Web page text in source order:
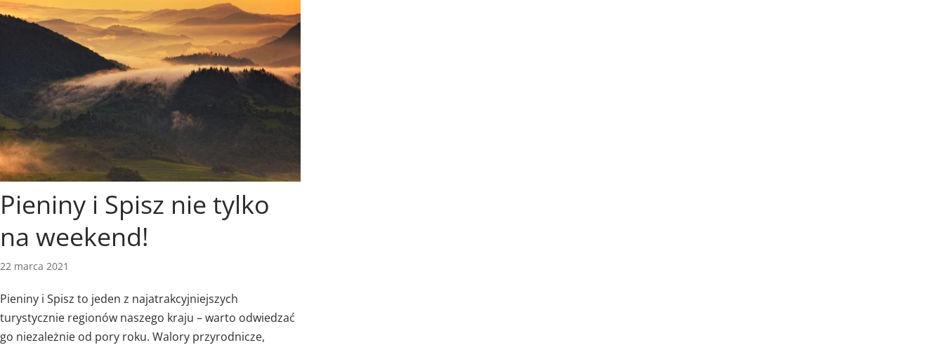
Pieniny i Spisz nie tylko
na weekend!
22 marca 2021
Pieniny i Spisz to jeden z najatrakcyjniejszych
turystycznie regionów naszego kraju – warto odwiedzać
go niezależnie od pory roku. Walory przyrodnicze,